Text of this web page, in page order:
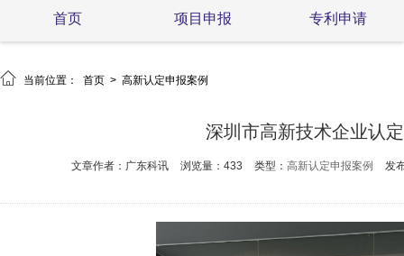
首页 项目申报 专利申请
 当前位置： 首页 > 高新认定申报案例
深圳市高新技术企业认
文章作者：广东科讯 浏览量：433 类型： 高新认定申报案例 发